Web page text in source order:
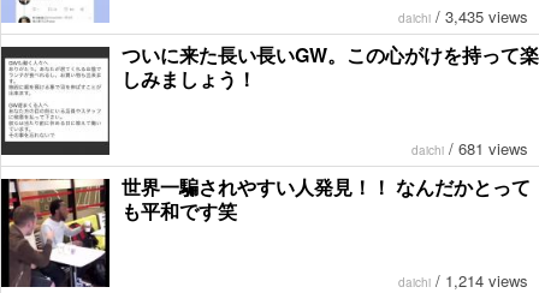
daichi / 3,435 views
ついに来た長い長いGW。この心がけを持って楽
しみましょう！
daichi / 681 views
世界一騙されやすい人発見！！ なんだかとって
も平和です笑
daichi / 1,214 views